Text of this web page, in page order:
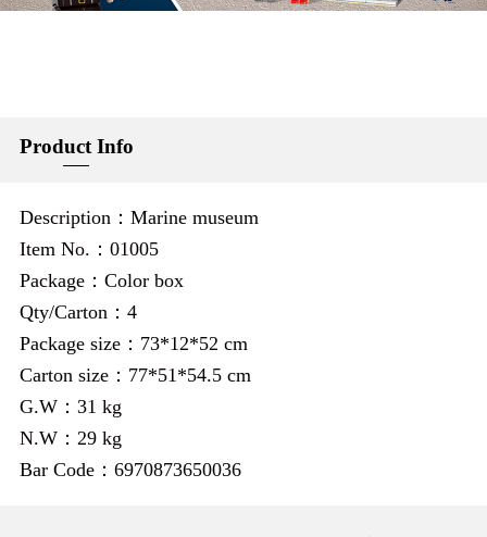
Product Info
Description：Marine museum
Item No.：01005
Package：Color box
Qty/Carton：4
Package size：73*12*52 cm
Carton size：77*51*54.5 cm
G.W：31 kg
N.W：29 kg
Bar Code：6970873650036